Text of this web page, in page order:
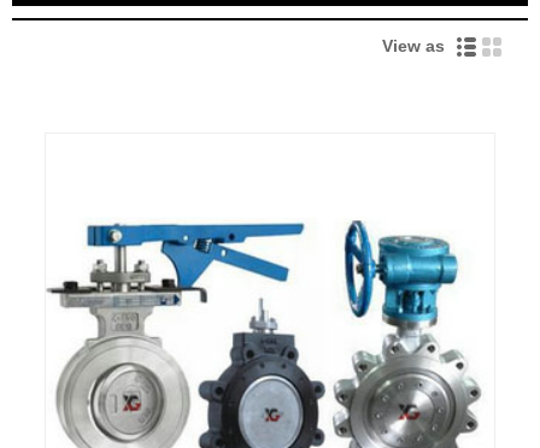
View as